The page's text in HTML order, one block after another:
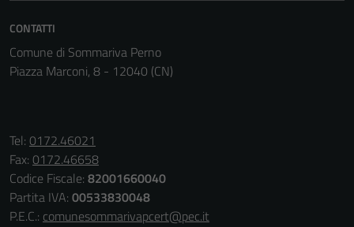
CONTATTI
Comune di Sommariva Perno
Piazza Marconi, 8 - 12040 (CN)
Tel: 0172.46021
Fax: 0172.46658
Codice Fiscale: 82001660040
Partita IVA: 00533830048
P.E.C.: comunesommarivapcert@pec.it